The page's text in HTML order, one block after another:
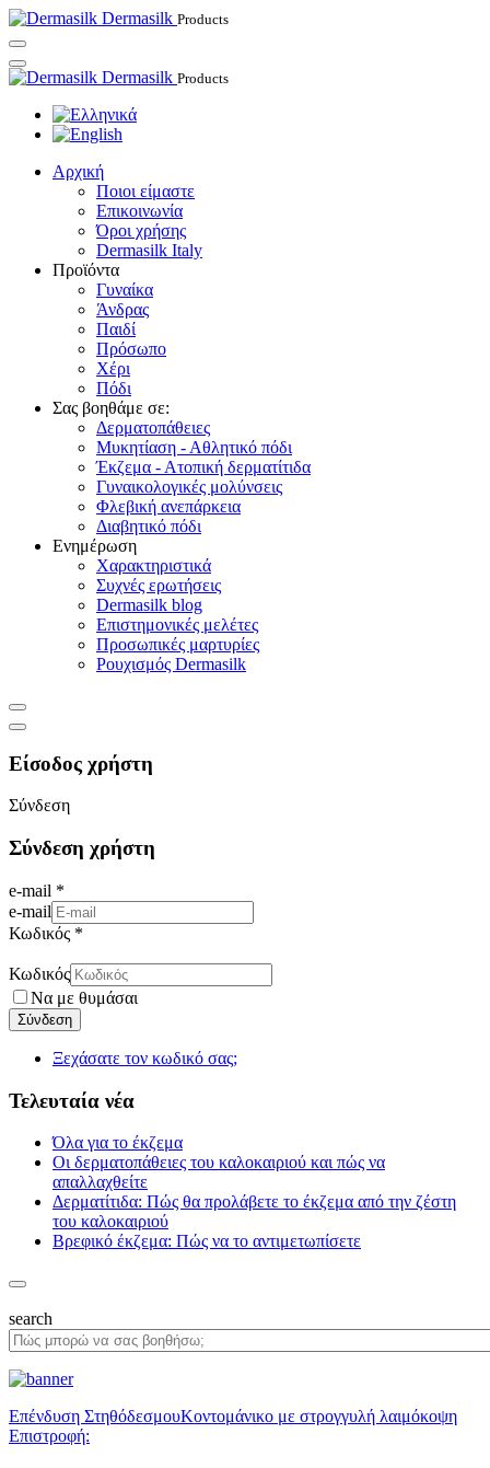
Dermasilk Products
Dermasilk Products
Αρχική
Ποιοι είμαστε
Επικοινωνία
Όροι χρήσης
Dermasilk Italy
Προϊόντα
Γυναίκα
Άνδρας
Παιδί
Πρόσωπο
Χέρι
Πόδι
Σας βοηθάμε σε:
Δερματοπάθειες
Μυκητίαση - Αθλητικό πόδι
Έκζεμα - Ατοπική δερματίτιδα
Γυναικολογικές μολύνσεις
Φλεβική ανεπάρκεια
Διαβητικό πόδι
Ενημέρωση
Χαρακτηριστικά
Συχνές ερωτήσεις
Dermasilk blog
Επιστημονικές μελέτες
Προσωπικές μαρτυρίες
Ρουχισμός Dermasilk
Είσοδος χρήστη
Σύνδεση
Σύνδεση χρήστη
e-mail *
e-mail
Κωδικός *
Κωδικός
Να με θυμάσαι
Ξεχάσατε τον κωδικό σας;
Τελευταία νέα
Όλα για το έκζεμα
Οι δερματοπάθειες του καλοκαιριού και πώς να
απαλλαχθείτε
Δερματίτιδα: Πώς θα προλάβετε το έκζεμα από την ζέστη
του καλοκαιριού
Βρεφικό έκζεμα: Πώς να το αντιμετωπίσετε
search
Επένδυση ΣτηθόδεσμουΚοντομάνικο με στρογγυλή λαιμόκοψη
Επιστροφή: